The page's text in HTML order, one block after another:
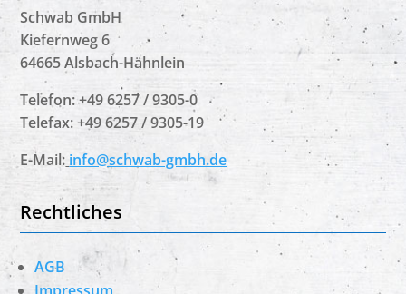
Schwab GmbH
Kiefernweg 6
64665 Alsbach-Hähnlein
Telefon: +49 6257 / 9305-0
Telefax: +49 6257 / 9305-19
E-Mail: info@schwab-gmbh.de
Rechtliches
AGB
Impressum